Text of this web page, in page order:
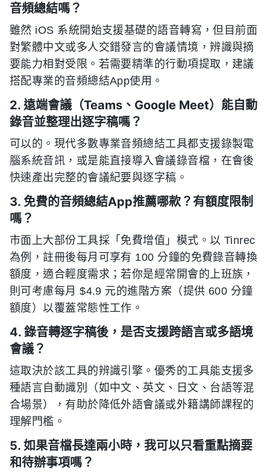
音頻總結嗎？
雖然 iOS 系統開始支援基礎的語音轉寫，但目前面
對繁體中文或多人交錯發言的會議情境，辨識與摘
要能力相對受限。若需要精準的行動項提取，建議
搭配專業的音頻總結App使用。
2. 遠端會議（Teams、Google Meet）能自動
錄音並整理出逐字稿嗎？
可以的。現代多數專業音頻總結工具都支援錄製電
腦系統音訊，或是能直接導入會議錄音檔，在會後
快速產出完整的會議紀要與逐字稿。
3. 免費的音頻總結App推薦哪款？有額度限制
嗎？
市面上大部份工具採「免費增值」模式。以 Tinrec
為例，註冊後每月可享有 100 分鐘的免費錄音轉換
額度，適合輕度需求；若你是經常開會的上班族，
則可考慮每月 $4.9 元的進階方案（提供 600 分鐘
額度）以覆蓋常態性工作。
4. 錄音轉逐字稿後，是否支援跨語言或多語境
會議？
這取決於該工具的辨識引擎。優秀的工具能支援多
種語言自動識別（如中文、英文、日文、台語等混
合場景），有助於降低外語會議或外籍講師課程的
理解門檻。
5. 如果音檔長達兩小時，我可以只看重點摘要
和待辦事項嗎？